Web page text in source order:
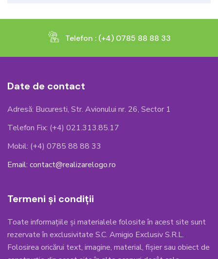
Telefon : (+4) 0785 88 88 33
Date de contact
Adresă: Bucuresti, Str. Avionului nr. 26, Sector 1
Telefon Fix: (+4) 021.313.85.17
Mobil: (+4) 0785 88 88 33
Email: contact@realizarelogo.ro
Termeni și condiții
Toate informațiile și materialele folosite în acest site sunt
rezervate în exclusivitate S.C. Amigio Exclusiv S.R.L.
Folosirea oricărui text, imagine, material, fișier sau obiect de